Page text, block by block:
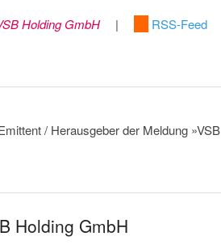
Holding GmbH |
RSS-Feed
/ Herausgeber der Meldung »VSB
Holding GmbH